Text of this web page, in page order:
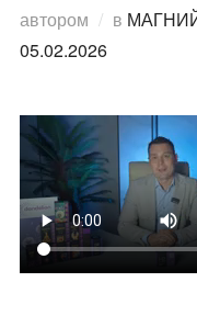
автором в
05.02.2026